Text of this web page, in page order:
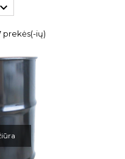

prekės(-ių)